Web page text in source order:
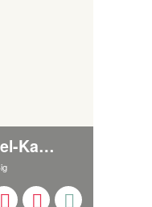
Void Warrior: Kachel-Kampf & H. P. Lovecraft